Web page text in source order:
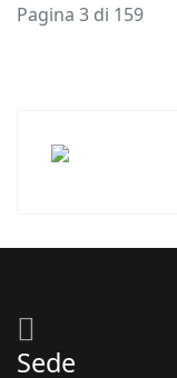
Pagina 3 di 159
Sede